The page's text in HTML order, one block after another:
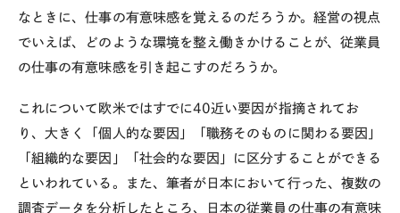
なときに、仕事の有意味感を覚えるのだろうか。経営の視点
でいえば、どのような環境を整え働きかけることが、従業員
の仕事の有意味感を引き起こすのだろうか。
これについて欧米ではすでに40近い要因が指摘されてお
り、大きく「個人的な要因」「職務そのものに関わる要因」
「組織的な要因」「社会的な要因」に区分することができる
といわれている。また、筆者が日本において行った、複数の
調査データを分析したところ、日本の従業員の仕事の有意味